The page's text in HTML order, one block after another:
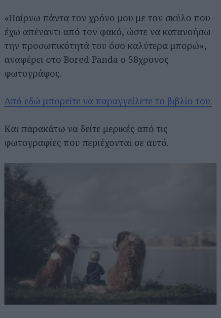
«Παίρνω πάντα τον χρόνο μου με τον σκύλο που
έχω απέναντι από τον φακό, ώστε να κατανοήσω
την προσωπικότητά του όσο καλύτερα μπορώ»,
αναφέρει στο Bored Panda ο 58χρονος
φωτογράφος.
Από εδώ μπορείτε να παραγγείλετε το βιβλίο του.
Και παρακάτω να δείτε μερικές από τις
φωτογραφίες που περιέχονται σε αυτό.